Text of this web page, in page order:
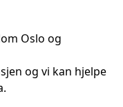
Oslo og
og vi kan hjelpe